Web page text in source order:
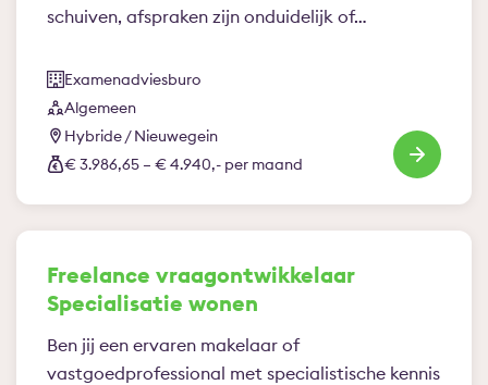
schuiven, afspraken zijn onduidelijk of…
Examenadviesburo
Algemeen
Hybride / Nieuwegein
€ 3.986,65 – € 4.940,- per maand
Freelance vraagontwikkelaar
Specialisatie wonen
Ben jij een ervaren makelaar of
vastgoedprofessional met specialistische kennis